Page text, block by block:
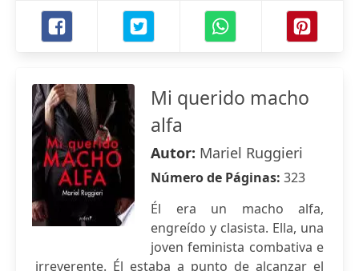
Mi querido macho
alfa
Autor: Mariel Ruggieri
Número de Páginas: 323
Él era un macho alfa,
engreído y clasista. Ella, una
joven feminista combativa e
irreverente. Él estaba a punto de alcanzar el